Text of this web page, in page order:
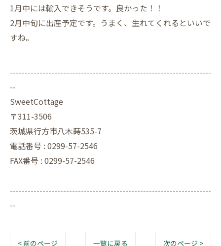
1月中には輸入できそうです。良かった！！
2月中旬に出産予定です。うまく、生れてくれるといいで
すね。
--------------------------------------------------------------------
--
SweetCottage
〒311-3506
茨城県行方市八木蒔535-7
電話番号 : 0299-57-2546
FAX番号 : 0299-57-2546
--------------------------------------------------------------------
--
< 前のページ 一覧に戻る 次のページ >